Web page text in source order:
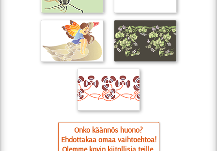
Onko käännös huono?
Ehdottakaa omaa vaihtoehtoa!
Olemme kovin kiitollisia teille.